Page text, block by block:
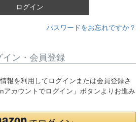
ログイン
パスワードをお忘れですか？
ン・会員登録
報を利用してログインまたは会員登録さ
アカウントでログイン」ボタンよりお進み